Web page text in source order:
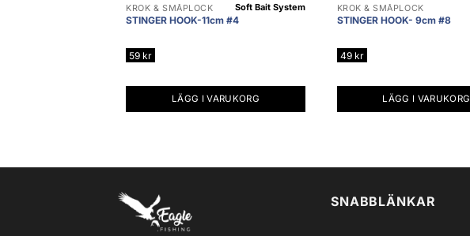
KROK & SMÅPLOCK
STINGER HOOK-11cm #4
Soft Bait System
59 kr
LÄGG I VARUKORG
KROK & SMÅPLOCK
STINGER HOOK- 9cm #8
49 kr
LÄGG I VARUKORG
SNABBLÄNKAR